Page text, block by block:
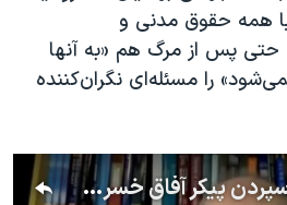
همه حقوق مدنی و
پس از مرگ هم «به آنها
را مسئله‌ای نگران‌کننده
ممانعت از به خاک سپردن پیکر آفاق خسروی‌فرد در «گلستان جاوید»؛ فرهاد ثابتان توضیح می‌دهد